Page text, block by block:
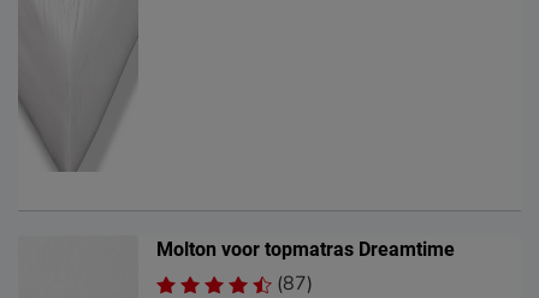
Molton voor topmatras Dreamtime
(87)